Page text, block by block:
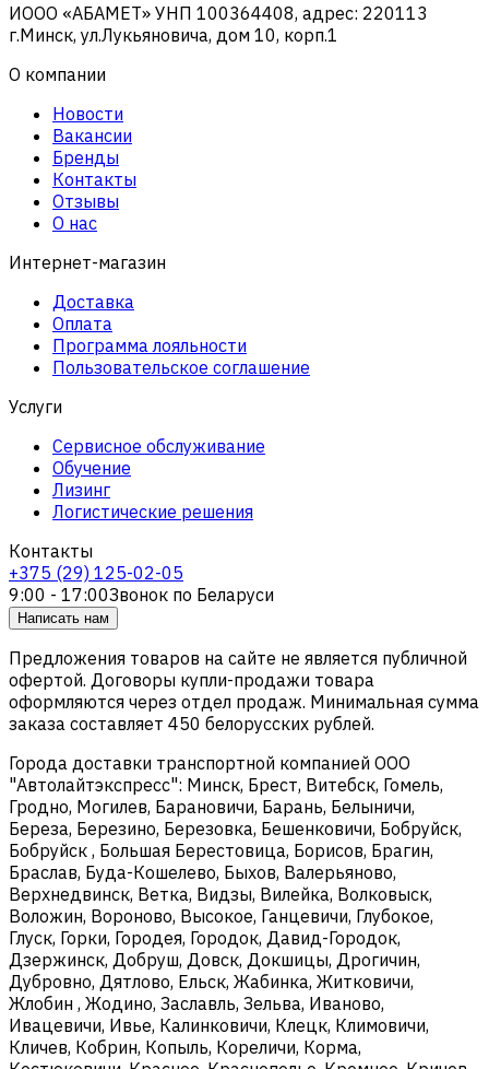
ИООО «АБАМЕТ» УНП 100364408, адрес: 220113
г.Минск, ул.Лукьяновича, дом 10, корп.1
О компании
Новости
Вакансии
Бренды
Контакты
Отзывы
О нас
Интернет-магазин
Доставка
Оплата
Программа лояльности
Пользовательское соглашение
Услуги
Сервисное обслуживание
Обучение
Лизинг
Логистические решения
Контакты
+375 (29) 125-02-05
9:00 - 17:00Звонок по Беларуси
Написать нам
Предложения товаров на сайте не является публичной
офертой. Договоры купли-продажи товара
оформляются через отдел продаж. Минимальная сумма
заказа составляет 450 белорусских рублей.
Города доставки транспортной компанией ООО
"Автолайтэкспресс": Минск, Брест, Витебск, Гомель,
Гродно, Могилев, Барановичи, Барань, Белыничи,
Береза, Березино, Березовка, Бешенковичи, Бобруйск,
Бобруйск , Большая Берестовица, Борисов, Брагин,
Браслав, Буда-Кошелево, Быхов, Валерьяново,
Верхнедвинск, Ветка, Видзы, Вилейка, Волковыск,
Воложин, Вороново, Высокое, Ганцевичи, Глубокое,
Глуск, Горки, Городея, Городок, Давид-Городок,
Дзержинск, Добруш, Довск, Докшицы, Дрогичин,
Дубровно, Дятлово, Ельск, Жабинка, Житковичи,
Жлобин , Жодино, Заславль, Зельва, Иваново,
Ивацевичи, Ивье, Калинковичи, Клецк, Климовичи,
Кличев, Кобрин, Копыль, Кореличи, Корма,